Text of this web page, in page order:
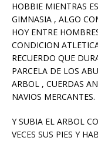
HOBBIE MIENTRAS
GIMNASIA , ALGO
HOY ENTRE
CONDICION
RECUERDO QUE
PARCELA DE LOS
ARBOL , CUERDAS
NAVIOS MERCANTES.
Y SUBIA EL ARBOL
VECES SUS PIES Y